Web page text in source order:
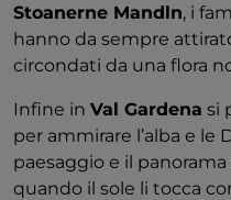
Stoanerne Mandln, i
hanno da sempre
circondati da una flora
Infine in Val Gardena si
per ammirare l’alba e
paesaggio e il
quando il sole li tocca